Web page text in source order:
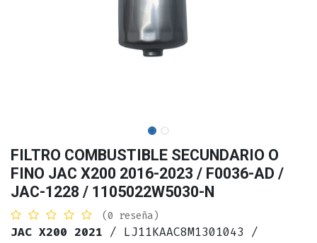
FILTRO COMBUSTIBLE SECUNDARIO O
FINO JAC X200 2016-2023 / F0036-AD /
JAC-1228 / 1105022W5030-N
(0 reseña)
JAC X200 2021 / LJ11KAAC8M1301043 /